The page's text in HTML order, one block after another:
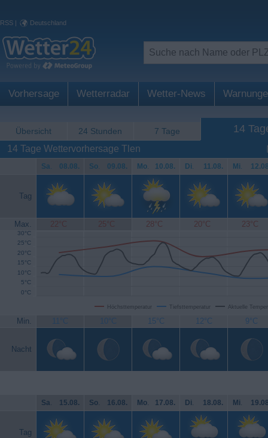
RSS | Deutschland
Vorhersage Wetterradar Wetter-News
Übersicht 24 Stunden 7 Tage 14
14 Tage Wettervorhersage Tlen
Sa. 08.08. So. 09.08. Mo. 10.08. Di. 11.08. Mi.
Tag
Max. 22°C 25°C 28°C 20°C 23°C
Höchsttemperatur Tiefsttemperatur Aktuelle
0°C
5°C
10°C
15°C
20°C
25°C
30°C
Min. 11°C 10°C 15°C 12°C 9°C
Nacht
Sa. 15.08. So. 16.08. Mo. 17.08. Di. 18.08. Mi.
Tag